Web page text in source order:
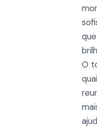
O